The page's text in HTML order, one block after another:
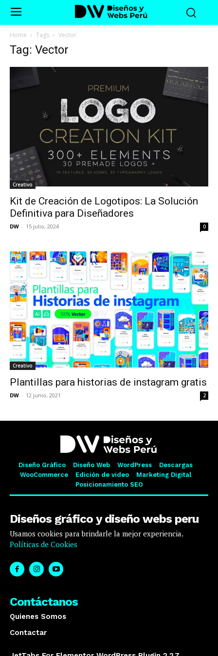
Home Tags Vector
Tag: Vector
Creativo
Kit de Creación de Logotipos: La Solución
Definitiva para Diseñadores
DW - 15 julio, 2024 0
Creativo
Plantillas para historias de instagram gratis
DW - 12 junio, 2021 2
Diseño Gráfico Diseño Web WordPress
Descargas
WooCommerce
Edición de video
Marketing Digital
Posicionamiento SEO
Diseños gráfico y diseño webs peru
Usamos cookies para brindarle la mejor experiencia.
Políticas de Cookies
Contáctanos
Quienes Somos
Contactar